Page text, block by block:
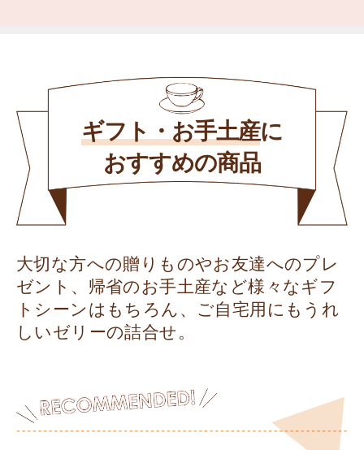
ギフト・お手土産に
おすすめの商品
大切な方への贈りものやお友達へのプレ
ゼント、帰省のお手土産など様々なギフ
トシーンはもちろん、ご自宅用にもうれ
しいゼリーの詰合せ。